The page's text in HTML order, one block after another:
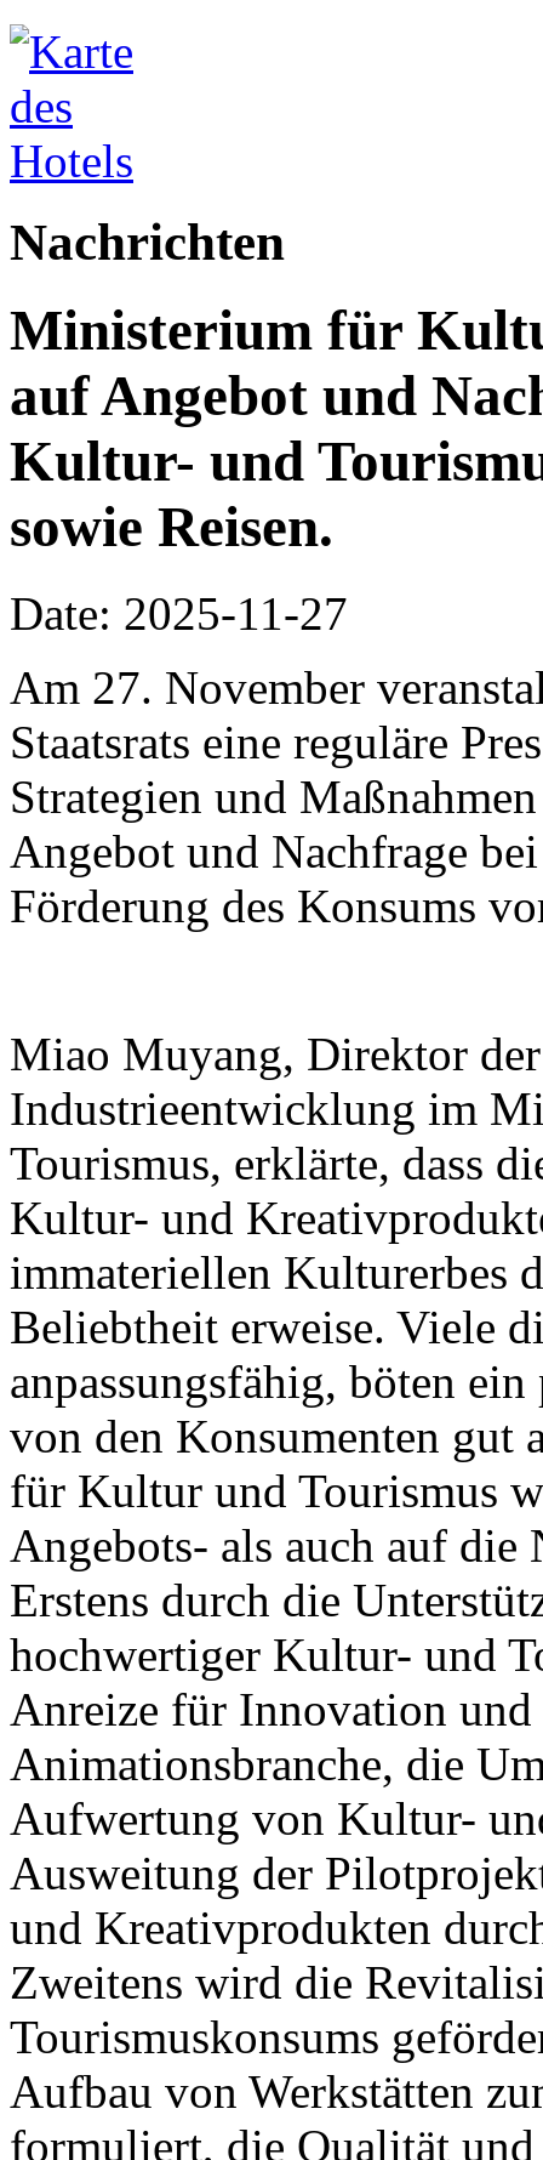
Nachrichten
Ministerium für
auf Angebot und
Kultur- und
sowie Reisen.
Date: 2025-11-27
Am 27. November
Staatsrats eine reguläre
Strategien und
Angebot und Nachfrage
Förderung des Konsums
Miao Muyang, Direktor
Industrieentwicklung im
Tourismus, erklärte, dass
Kultur- und
immateriellen Kulturerbes
Beliebtheit erweise. Viele
anpassungsfähig, böten
von den Konsumenten gut
für Kultur und Tourismus
Angebots- als auch auf die
Erstens durch die
hochwertiger Kultur- und
Anreize für Innovation
Animationsbranche, die
Aufwertung von Kultur-
Ausweitung der
und Kreativprodukten
Zweitens wird die
Tourismuskonsums
Aufbau von Werkstätten
formuliert, die Qualität